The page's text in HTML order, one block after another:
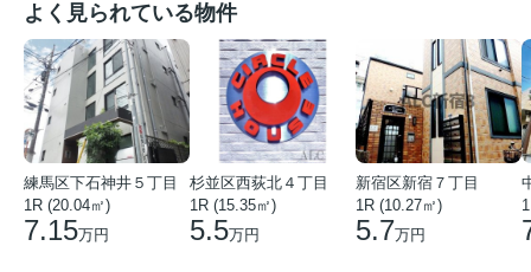
よく見られている物件
練馬区下石神井５丁目
1R (20.04㎡)
7.15万円
杉並区西荻北４丁目
1R (15.35㎡)
5.5万円
新宿区新宿７丁目
1R (10.27㎡)
5.7万円